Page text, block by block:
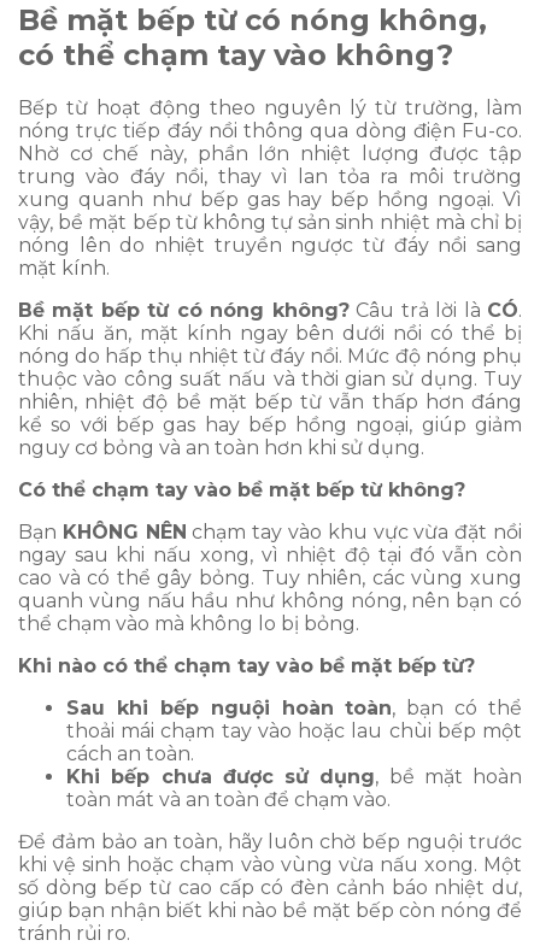
Bề mặt bếp từ có nóng không,
có thể chạm tay vào không?
Bếp từ hoạt động theo nguyên lý từ trường, làm
nóng trực tiếp đáy nồi thông qua dòng điện Fu-co.
Nhờ cơ chế này, phần lớn nhiệt lượng được tập
trung vào đáy nồi, thay vì lan tỏa ra môi trường
xung quanh như bếp gas hay bếp hồng ngoại. Vì
vậy, bề mặt bếp từ không tự sản sinh nhiệt mà chỉ bị
nóng lên do nhiệt truyền ngược từ đáy nồi sang
mặt kính.
Bề mặt bếp từ có nóng không?Câu trả lời là CÓ.
Khi nấu ăn, mặt kính ngay bên dưới nồi có thể bị
nóng do hấp thụ nhiệt từ đáy nồi. Mức độ nóng phụ
thuộc vào công suất nấu và thời gian sử dụng. Tuy
nhiên, nhiệt độ bề mặt bếp từ vẫn thấp hơn đáng
kể so với bếp gas hay bếp hồng ngoại, giúp giảm
nguy cơ bỏng và an toàn hơn khi sử dụng.
Có thể chạm tay vào bề mặt bếp từ không?
Bạn KHÔNG NÊN chạm tay vào khu vực vừa đặt nồi
ngay sau khi nấu xong, vì nhiệt độ tại đó vẫn còn
cao và có thể gây bỏng. Tuy nhiên, các vùng xung
quanh vùng nấu hầu như không nóng, nên bạn có
thể chạm vào mà không lo bị bỏng.
Khi nào có thể chạm tay vào bề mặt bếp từ?
Sau khi bếp nguội hoàn toàn, bạn có thể
thoải mái chạm tay vào hoặc lau chùi bếp một
cách an toàn.
Khi bếp chưa được sử dụng, bề mặt hoàn
toàn mát và an toàn để chạm vào.
Để đảm bảo an toàn, hãy luôn chờ bếp nguội trước
khi vệ sinh hoặc chạm vào vùng vừa nấu xong. Một
số dòng bếp từ cao cấp có đèn cảnh báo nhiệt dư,
giúp bạn nhận biết khi nào bề mặt bếp còn nóng để
tránh rủi ro.